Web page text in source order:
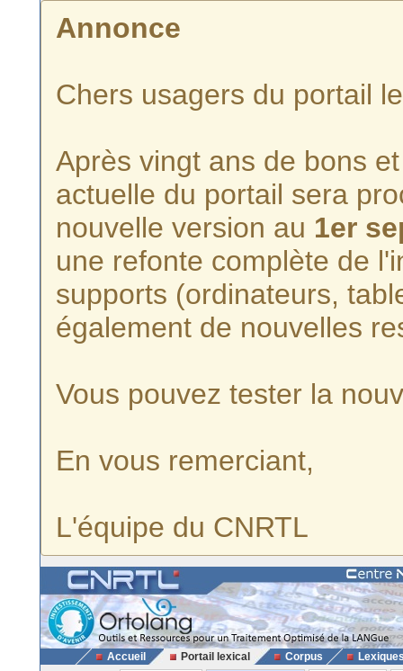
Annonce
Chers usagers du portail
Après vingt ans de bons
actuelle du portail sera
nouvelle version au 1er
une refonte complète de
supports (ordinateurs,
également de nouvelles
Vous pouvez tester la
En vous remerciant,
L'équipe du CNRTL
Accueil Portail lexical Corpus